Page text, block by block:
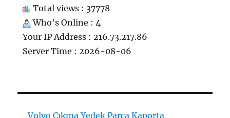
Total views : 37778
Who's Online : 4
Your IP Address : 216.73.217.86
Server Time : 2026-08-06
Volvo Çıkma Yedek Parça Kaporta